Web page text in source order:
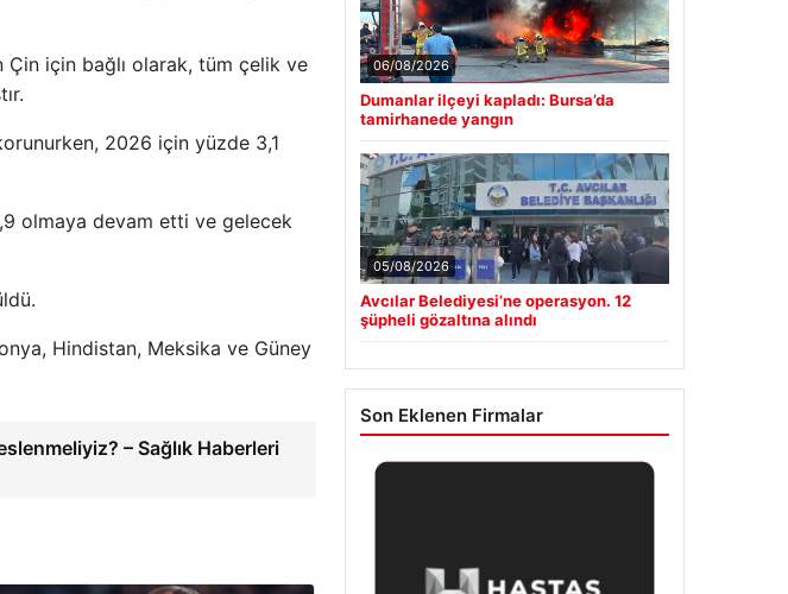
için bağlı olarak, tüm çelik ve
2026 için yüzde 3,1
olmaya devam etti ve gelecek
Hindistan, Meksika ve Güney
– Sağlık Haberleri
06/08/2026
Dumanlar ilçeyi kapladı: Bursa’da
tamirhanede yangın
05/08/2026
Avcılar Belediyesi’ne operasyon. 12
şüpheli gözaltına alındı
Son Eklenen Firmalar